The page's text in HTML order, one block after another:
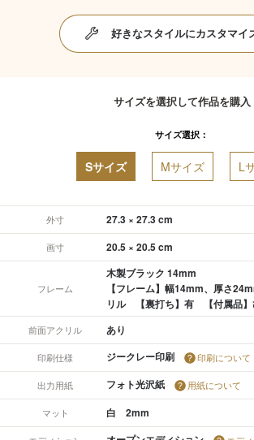
好きなスタイルにカスタマイ
サイズを選択して作品を購入
サイズ選択：
Sサイズ Mサイズ L
外寸 27.3 × 27.3 cm
画寸 20.5 × 20.5 cm
フレーム
木製ブラック 14mm
【フレーム】幅14mm、厚さ
リル 【裏打ち】有 【付属品】
前面アクリル あり
印刷仕様 ジークレー印刷 印刷について
出力用紙 フォト光沢紙 用紙について
マット 白 2mm